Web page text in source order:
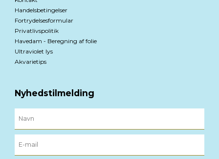
Handelsbetingelser
Fortrydelsesformular
Privatlivspolitik
Havedam - Beregning af folie
Ultraviolet lys
Akvarietips
Nyhedstilmelding